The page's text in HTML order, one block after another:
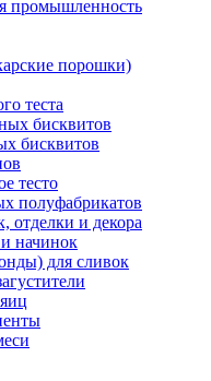
промышленность
порошки)
теста
бисквитов
бисквитов
тесто
полуфабрикатов
отделки и декора
начинок
для сливок